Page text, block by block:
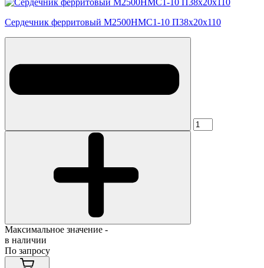
Сердечник ферритовый М2500НМС1-10 П38х20х110
Максимальное значение -
в наличии
По запросу